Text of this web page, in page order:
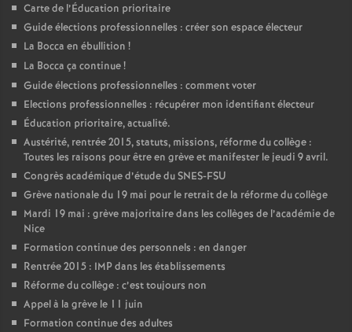
Carte de l’Éducation prioritaire
Guide élections professionnelles : créer son espace électeur
La Bocca en ébullition !
La Bocca ça continue!
Guide élections professionnelles : comment voter
Elections professionnelles : récupérer mon identifiant électeur
Éducation prioritaire, actualité.
Austérité, rentrée 2015, statuts, missions, réforme du collège :
Toutes les raisons pour être en grève et manifester le jeudi 9 avril.
Congrès académique d’étude du SNES-FSU
Grève nationale du 19 mai pour le retrait de la réforme du collège
Mardi 19 mai : grève majoritaire dans les collèges de l’académie de
Nice
Formation continue des personnels : en danger
Rentrée 2015 : IMP dans les établissements
Réforme du collège : c’est toujours non
Appel à la grève le 11 juin
Formation continue des adultes